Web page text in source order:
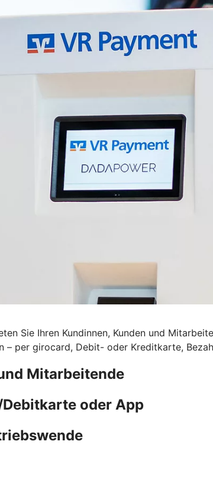
Sie Ihren Kundinnen, Kunden und
– per girocard, Debit- oder Kreditkarte,
Mitarbeitende
oder App